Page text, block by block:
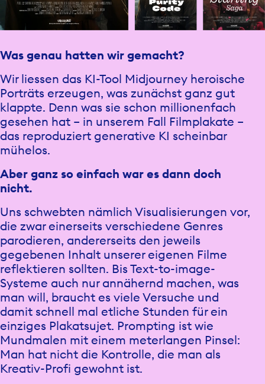
Was genau hatten wir gemacht?
Wir liessen das KI-Tool Midjourney heroische
Porträts erzeugen, was zunächst ganz gut
klappte. Denn was sie schon millionenfach
gesehen hat – in unserem Fall Filmplakate –
das reproduziert generative KI scheinbar
mühelos.
Aber ganz so einfach war es dann doch
nicht.
Uns schwebten nämlich Visualisierungen vor,
die zwar einerseits verschiedene Genres
parodieren, andererseits den jeweils
gegebenen Inhalt unserer eigenen Filme
reflektieren sollten. Bis Text-to-image-
Systeme auch nur annähernd machen, was
man will, braucht es viele Versuche und
damit schnell mal etliche Stunden für ein
einziges Plakatsujet. Prompting ist wie
Mundmalen mit einem meterlangen Pinsel:
Man hat nicht die Kontrolle, die man als
Kreativ-Profi gewohnt ist.